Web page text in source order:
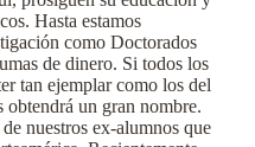
Hasta estamos
como Doctorados
de dinero. Si todos los
tan ejemplar como los del
obtendrá un gran nombre.
nuestros ex-alumnos que